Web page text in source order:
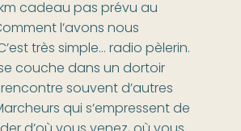
cadeau pas prévu au
l’avons nous
très simple… radio pèlerin.
couche dans un dortoir
souvent d’autres
qui s’empressent de